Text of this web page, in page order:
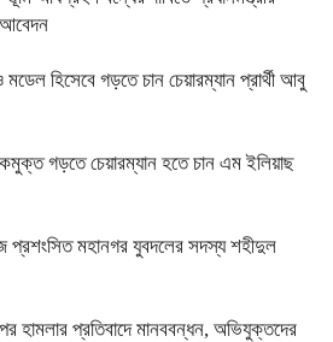
আবেদন
হিসেবে গড়তে চান চেয়ারম্যান প্রার্থী আবু
গড়তে চেয়ারম্যান হতে চান এম ইলিয়াছ
প্রশংসিত মহানগর যুবদলের সদস্য শহীদুল
হামলার প্রতিবাদে মানববন্ধন, অভিযুক্তদের